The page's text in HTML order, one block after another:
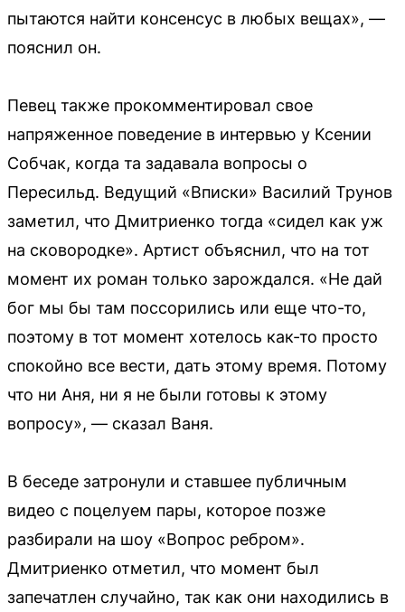
пытаются найти консенсус в любых вещах», —
пояснил он.
Певец также прокомментировал свое
напряженное поведение в интервью у Ксении
Собчак, когда та задавала вопросы о
Пересильд. Ведущий «Вписки» Василий Трунов
заметил, что Дмитриенко тогда «сидел как уж
на сковородке». Артист объяснил, что на тот
момент их роман только зарождался. «Не дай
бог мы бы там поссорились или еще что-то,
поэтому в тот момент хотелось как-то просто
спокойно все вести, дать этому время. Потому
что ни Аня, ни я не были готовы к этому
вопросу», — сказал Ваня.
В беседе затронули и ставшее публичным
видео с поцелуем пары, которое позже
разбирали на шоу «Вопрос ребром».
Дмитриенко отметил, что момент был
запечатлен случайно, так как они находились в